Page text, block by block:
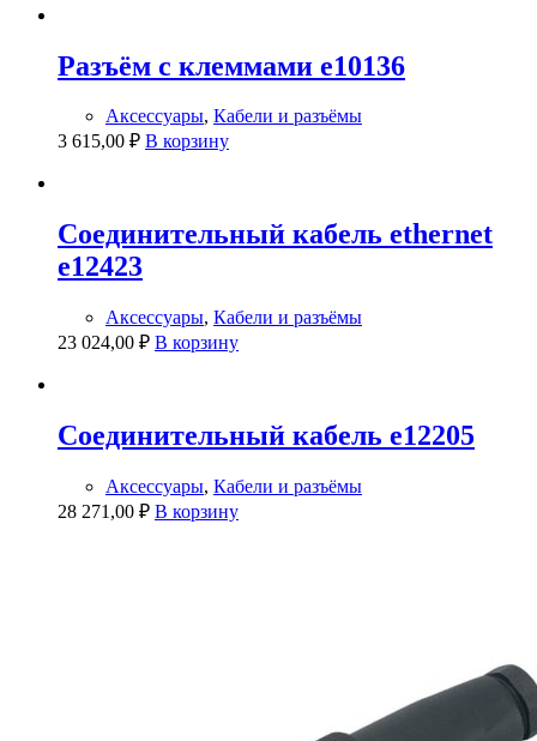
Разъём с клеммами e10136
Аксессуары, Кабели и разъёмы
3 615,00 ₽ В корзину
Соединительный кабель ethernet
e12423
Аксессуары, Кабели и разъёмы
23 024,00 ₽ В корзину
Соединительный кабель e12205
Аксессуары, Кабели и разъёмы
28 271,00 ₽ В корзину